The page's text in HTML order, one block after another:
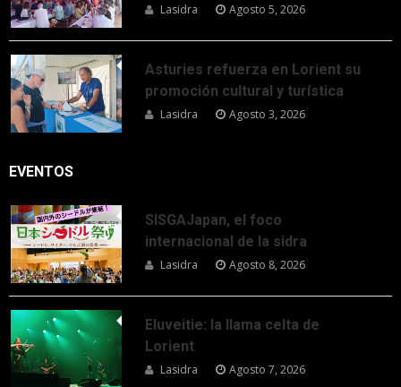
Lasidra Agosto 5, 2026
Asturies refuerza en Lorient su
promoción cultural y turística
Lasidra Agosto 3, 2026
EVENTOS
SISGAJapan, el foco
internacional de la sidra
Lasidra Agosto 8, 2026
Eluveitie: la llama celta de
Lorient
Lasidra Agosto 7, 2026